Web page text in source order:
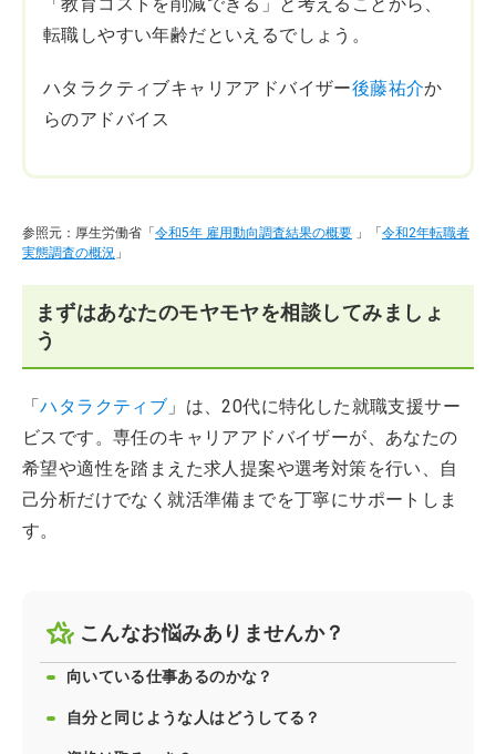
転職しやすい年齢だといえるでしょう。
ハタラクティブキャリアアドバイザー後藤祐介か
らのアドバイス
参照元：厚生労働省「 令和5年 雇用動向調査結果の概要 」「 令和2年転職者
実態調査の概況 」
まずはあなたのモヤモヤを相談してみましょ
う
「ハタラクティブ 」は、20代に特化した就職支援サー
ビスです。専任のキャリアアドバイザーが、あなたの
希望や適性を踏まえた求人提案や選考対策を行い、自
己分析だけでなく就活準備までを丁寧にサポートしま
す。
こんなお悩みありませんか？
向いている仕事あるのかな？
自分と同じような人はどうしてる？